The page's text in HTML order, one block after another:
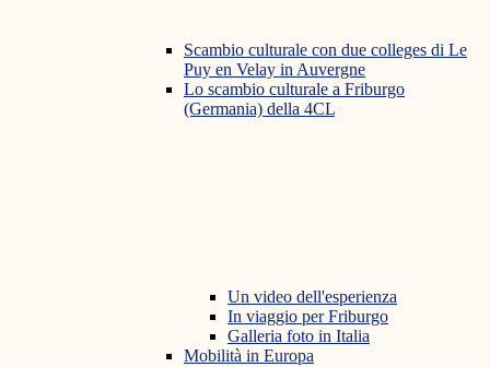
Scambio culturale con due colleges di Le
Puy en Velay in Auvergne
Lo scambio culturale a Friburgo
(Germania) della 4CL
Un video dell'esperienza
In viaggio per Friburgo
Galleria foto in Italia
Mobilità in Europa